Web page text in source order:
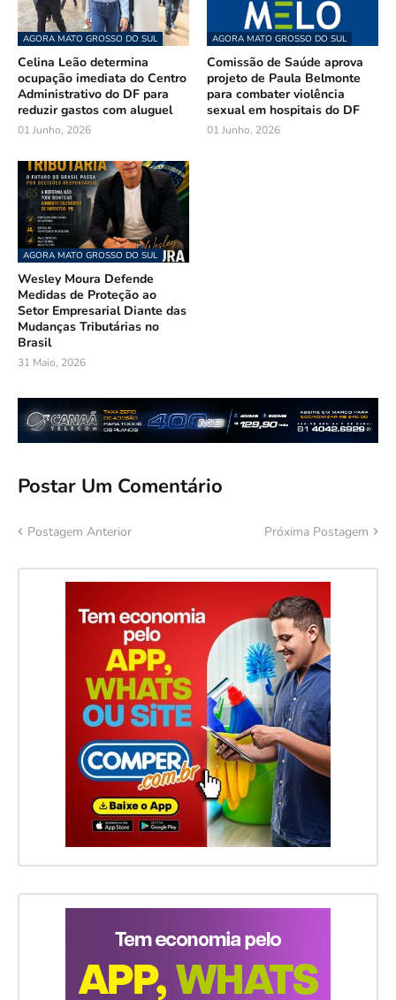
AGORA MATO GROSSO DO SUL
Celina Leão determina
ocupação imediata do Centro
Administrativo do DF para
reduzir gastos com aluguel
01 Junho, 2026
AGORA MATO GROSSO DO SUL
Comissão de Saúde aprova
projeto de Paula Belmonte
para combater violência
sexual em hospitais do DF
01 Junho, 2026
AGORA MATO GROSSO DO SUL
Wesley Moura Defende
Medidas de Proteção ao
Setor Empresarial Diante das
Mudanças Tributárias no
Brasil
31 Maio, 2026
Postar Um Comentário
Postagem Anterior Próxima Postagem